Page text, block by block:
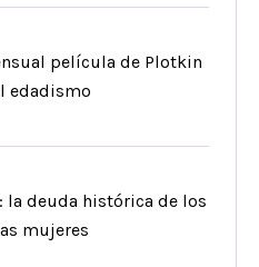
película de Plotkin
edadismo
la deuda histórica de los
mujeres